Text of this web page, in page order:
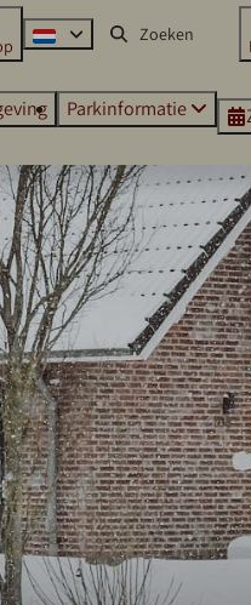
Parkinformatie